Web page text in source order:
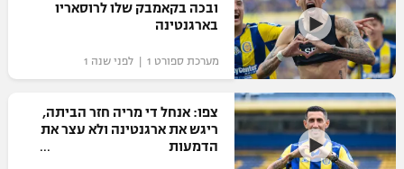
ובכה בקאמבק שלו לרוסאריו
בארגנטינה
מערכת ספורט 1 | לפני שנה 1
צפו: אנחל די מריה חזר הביתה,
ריגש את ארגנטינה ולא עצר את
הדמעות